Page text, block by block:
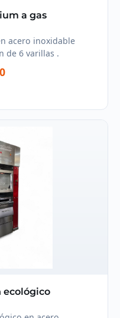
a gas
acero inoxidable
de 6 varillas .
ecológico